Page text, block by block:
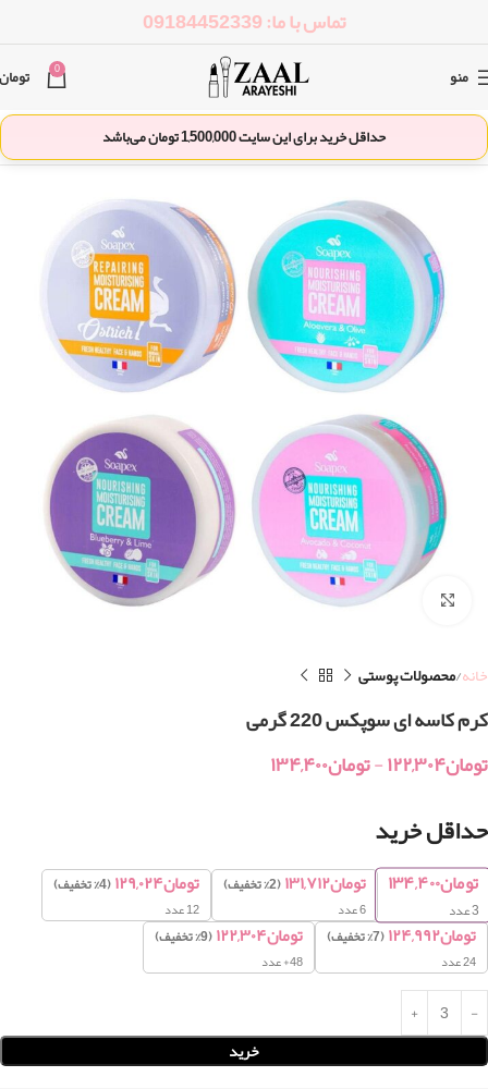
تماس با ما: 09184452339
منو 0 تومان
حداقل خرید برای این سایت1,500,000تومان می‌باشد
بزرگنمایی تصویر
خانه محصولات پوستی
کرم کاسه ای سوپکس 220 گرمی
تومان۱۲۲,۳۰۴-تومان۱۳۴,۴۰۰
حداقل خرید
تومان۱۳۴,۴۰۰
3عدد
تومان۱۳۱,۷۱۲(2% تخفیف)
6 عدد
تومان۱۲۹,۰۲۴(4% تخفیف)
12 عدد
تومان۱۲۴,۹۹۲(7% تخفیف)
24 عدد
تومان۱۲۲,۳۰۴(9% تخفیف)
48+ عدد
خرید